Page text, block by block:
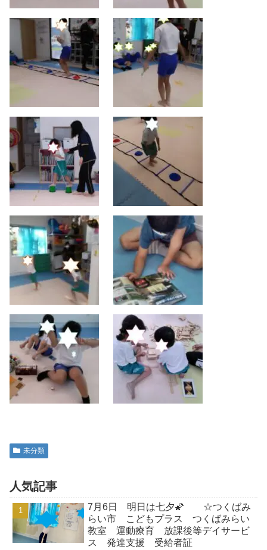
未分類
人気記事
7月6日 明日は七夕🌠 ☆つくばみ
らい市 こどもプラス つくばみらい
教室 運動療育 放課後等デイサービ
ス 発達支援 受給者証